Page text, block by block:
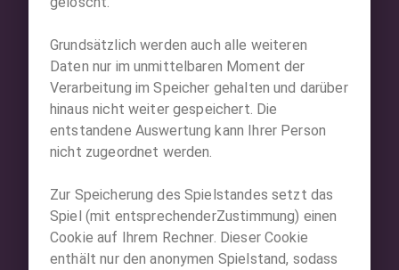
Grundsätzlich werden auch alle weiteren
Daten nur im unmittelbaren Moment der
Verarbeitung im Speicher gehalten und darüber
hinaus nicht weiter gespeichert. Die
entstandene Auswertung kann Ihrer Person
nicht zugeordnet werden.
Zur Speicherung des Spielstandes setzt das
Spiel (mit entsprechenderZustimmung) einen
Cookie auf Ihrem Rechner. Dieser Cookie
enthält nur den anonymen Spielstand, sodass